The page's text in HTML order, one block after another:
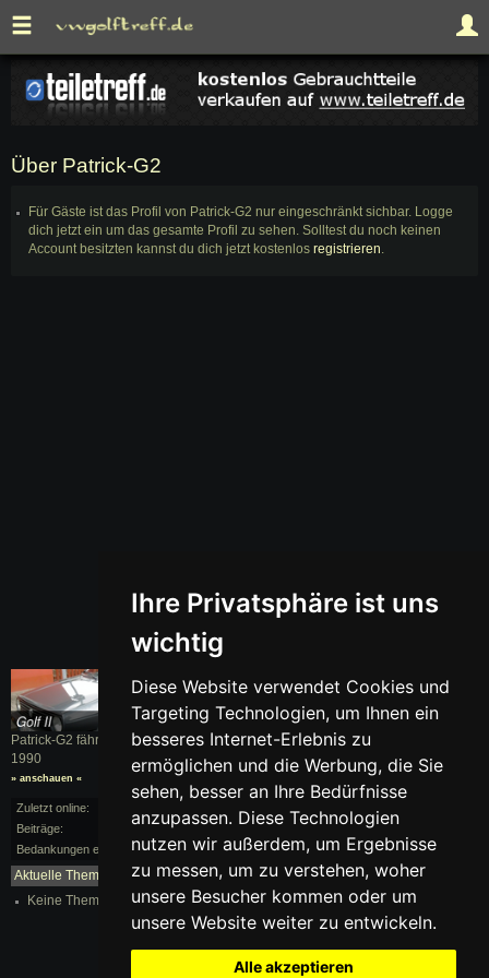
Ihre Privatsphäre ist uns
wichtig
Diese Website verwendet Cookies und
Targeting Technologien, um Ihnen ein
besseres Internet-Erlebnis zu
ermöglichen und die Werbung, die Sie
sehen, besser an Ihre Bedürfnisse
anzupassen. Diese Technologien
nutzen wir außerdem, um Ergebnisse
zu messen, um zu verstehen, woher
unsere Besucher kommen oder um
unsere Website weiter zu entwickeln.
Alle akzeptieren
Über Patrick-G2
Für Gäste ist das Profil von Patrick-G2 nur eingeschränkt sichbar. Logge
dich jetzt ein um das gesamte Profil zu sehen. Solltest du noch keinen
Account besitzten kannst du dich jetzt kostenlos registrieren.
Patrick-G2 fährt einenGolf II, BJ.
1990
» anschauen «
Zuletzt online:
Beiträge:
Bedankungen erhalten:
Aktuelle Themen:
Keine Themen vorhanden.